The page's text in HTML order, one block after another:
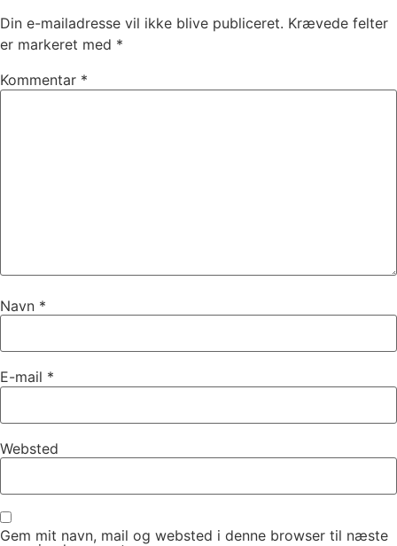
Din e-mailadresse vil ikke blive publiceret. Krævede felter
er markeret med *
Kommentar *
Navn *
E-mail *
Websted
Gem mit navn, mail og websted i denne browser til næste